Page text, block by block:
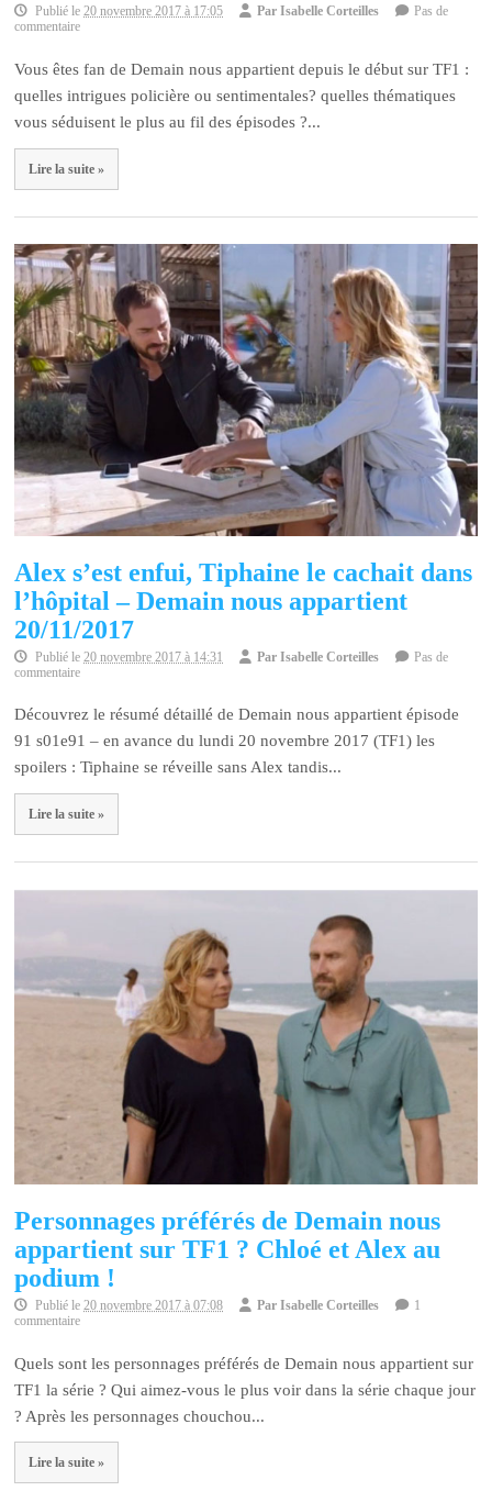
Publié le20 novembre 2017 à 17:05 ParIsabelle Corteilles
Pas de
commentaire
Vous êtes fan de Demain nous appartient depuis le début sur TF1 :
quelles intrigues policière ou sentimentales? quelles thématiques
vous séduisent le plus au fil des épisodes ?...
Lire la suite »
Alex s’est enfui, Tiphaine le cachait dans
l’hôpital – Demain nous appartient
20/11/2017
Publié le 20 novembre 2017 à 14:31 ParIsabelle Corteilles
Pas de
commentaire
Découvrez le résumé détaillé de Demain nous appartient épisode
91 s01e91 – en avance du lundi 20 novembre 2017 (TF1) les
spoilers : Tiphaine se réveille sans Alex tandis...
Lire la suite »
Personnages préférés de Demain nous
appartient sur TF1 ? Chloé et Alex au
podium !
Publié le 20 novembre 2017 à 07:08 ParIsabelle Corteilles
1
commentaire
Quels sont les personnages préférés de Demain nous appartient sur
TF1 la série ? Qui aimez-vous le plus voir dans la série chaque jour
? Après les personnages chouchou...
Lire la suite »